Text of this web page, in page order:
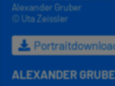
Alexander Gruber
© Uta Zeissler
ALEXANDER